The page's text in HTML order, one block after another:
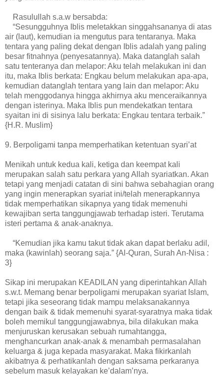
Rasulullah s.a.w bersabda:
“Sesungguhnya Iblis meletakkan singgahsananya di atas
air (laut), kemudian ia mengutus para tentaranya. Maka
tentara yang paling dekat dengan Iblis adalah yang paling
besar fitnahnya (penyesatannya). Maka datanglah salah
satu tenteranya dan melapor: Aku telah melakukan ini dan
itu, maka Iblis berkata: Engkau belum melakukan apa-apa,
kemudian datanglah tentara yang lain dan melapor: Aku
telah menggodanya hingga akhirnya aku menceraikannya
dengan isterinya. Maka Iblis pun mendekatkan tentara
syaitan ini di sisinya lalu berkata: Engkau tentara terbaik.”
{H.R. Muslim}
9. Berpoligami tanpa memperhatikan ketentuan syari’at
Menikah untuk kedua kali, ketiga dan keempat kali
merupakan salah satu perkara yang Allah syariatkan. Akan
tetapi yang menjadi catatan di sini bahwa sebahagian orang
yang ingin menerapkan syariat ini/telah menerapkannya
tidak memperhatikan sikapnya yang tidak memenuhi
kewajiban serta tanggungjawab terhadap isteri. Terutama
isteri pertama & anak-anaknya.
“Kemudian jika kamu takut tidak akan dapat berlaku adil,
maka (kawinlah) seorang saja.” {Al-Quran, Surah An-Nisa :
3}
Sikap ini merupakan KEADILAN yang diperintahkan Allah
s.w.t. Memang benar berpoligami merupakan syariat Islam,
tetapi jika seseorang tidak mampu melaksanakannya
dengan baik & tidak memenuhi syarat-syaratnya maka tidak
boleh memikul tanggungjawabnya, bila dilakukan maka
menjuruskan kerusakan sebuah rumahtangga,
menghancurkan anak-anak & menambah permasalahan
keluarga & juga kepada masyarakat. Maka fikirkanlah
akibatnya & perhatikanlah dengan saksama perkaranya
sebelum masuk kelayakan ke’dalam’nya.